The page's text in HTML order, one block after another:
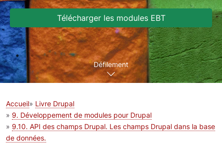
Télécharger les modules EBT
Défilement
Accueil
Livre Drupal
9. Développement de modules pour Drupal
9.10. API des champs Drupal. Les champs Drupal dans la base
de données.